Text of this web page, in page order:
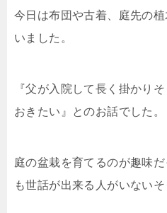
今日は布団や古着、庭先の
いました。
『父が入院して長く掛かり
おきたい』とのお話でした。
庭の盆栽を育てるのが趣味
も世話が出来る人がいないそ